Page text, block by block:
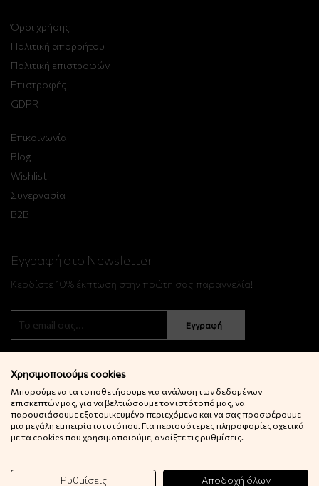
Όροι χρήσης
Πολιτική απορρήτου
Πολιτική επιστροφών
Επιστροφές
GDPR
Επικοινωνία
Blog
Wishlist
Συνεργασία
B2B
Εγγραφή στο Newsletter
Κερδίστε 10% έκπτωση στην πρώτη σας παραγγελία!
Εγγραφή
© 2022 Little Big Things. Αll rights reserved.
Χρησιμοποιούμε cookies
Μπορούμε να τα τοποθετήσουμε για ανάλυση των δεδομένων
επισκεπτών μας, για να βελτιώσουμε τον ιστότοπό μας, να
παρουσιάσουμε εξατομικευμένο περιεχόμενο και να σας προσφέρουμε
μια μεγάλη εμπειρία ιστοτόπου. Για περισσότερες πληροφορίες σχετικά
με τα cookies που χρησιμοποιούμε, ανοίξτε τις ρυθμίσεις.
Ρυθμίσεις Αποδοχή όλων